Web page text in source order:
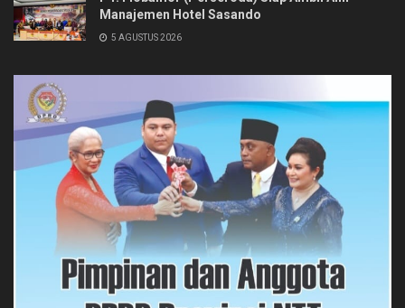
Manajemen Hotel Sasando
5 AGUSTUS 2026